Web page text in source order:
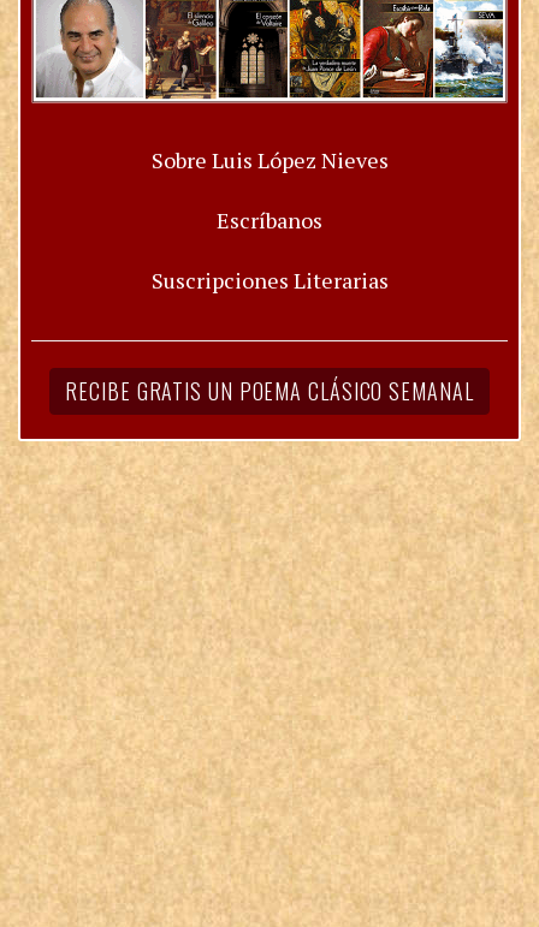
Sobre Luis López Nieves
Escríbanos
Suscripciones Literarias
RECIBE GRATIS UN POEMA CLÁSICO SEMANAL